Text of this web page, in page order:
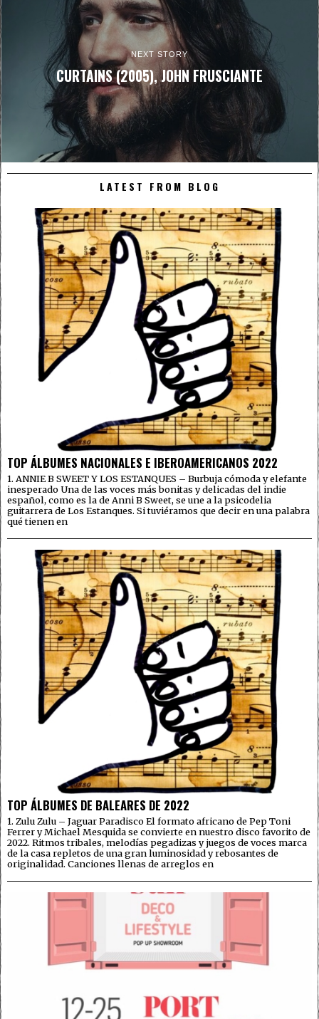
NEXT STORY
CURTAINS (2005), JOHN FRUSCIANTE
LATEST FROM BLOG
TOP ÁLBUMES NACIONALES E IBEROAMERICANOS 2022
1. ANNIE B SWEET Y LOS ESTANQUES – Burbuja cómoda y elefante
inesperado Una de las voces más bonitas y delicadas del indie
español, como es la de Anni B Sweet, se une a la psicodelia
guitarrera de Los Estanques. Si tuviéramos que decir en una palabra
qué tienen en
TOP ÁLBUMES DE BALEARES DE 2022
1. Zulu Zulu – Jaguar Paradisco El formato africano de Pep Toni
Ferrer y Michael Mesquida se convierte en nuestro disco favorito de
2022. Ritmos tribales, melodías pegadizas y juegos de voces marca
de la casa repletos de una gran luminosidad y rebosantes de
originalidad. Canciones llenas de arreglos en